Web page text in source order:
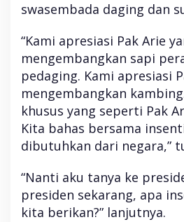
swasembada daging dan
“Kami apresiasi Pak Arie
mengembangkan sapi
pedaging. Kami apresiasi
mengembangkan
khusus yang seperti Pak
Kita bahas bersama
dibutuhkan dari negara,”
“Nanti aku tanya ke
presiden sekarang, apa
kita berikan?” lanjutnya.